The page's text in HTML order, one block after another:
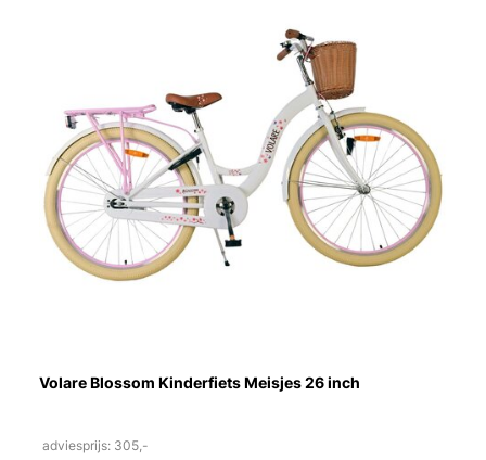
Volare Blossom Kinderfiets Meisjes 26 inch
adviesprijs: 305,-